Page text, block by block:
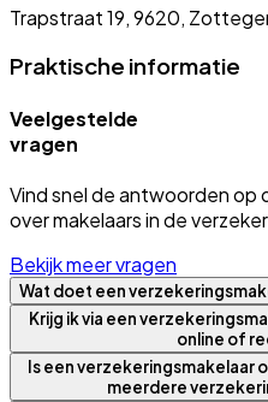
Trapstraat 19, 9620,
Praktische informatie
Veelgestelde
vragen
Vind snel de antwoorden
over makelaars in de
Bekijk meer vragen
Wat doet een
Krijg ik via een
online of
Is een verzekeringsmakelaar
meerdere